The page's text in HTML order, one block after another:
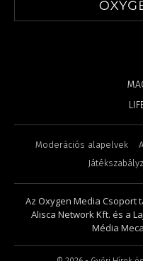
Moderációs alapelvek
Az Oxygen Media Csoport
Alisca Network Kft. és a
Média